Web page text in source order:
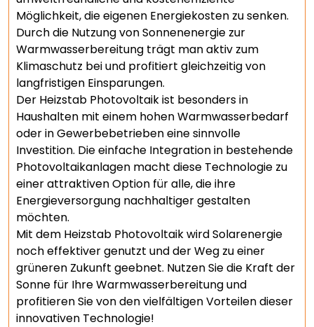
Möglichkeit, die eigenen Energiekosten zu senken.
Durch die Nutzung von Sonnenenergie zur
Warmwasserbereitung trägt man aktiv zum
Klimaschutz bei und profitiert gleichzeitig von
langfristigen Einsparungen.
Der Heizstab Photovoltaik ist besonders in
Haushalten mit einem hohen Warmwasserbedarf
oder in Gewerbebetrieben eine sinnvolle
Investition. Die einfache Integration in bestehende
Photovoltaikanlagen macht diese Technologie zu
einer attraktiven Option für alle, die ihre
Energieversorgung nachhaltiger gestalten
möchten.
Mit dem Heizstab Photovoltaik wird Solarenergie
noch effektiver genutzt und der Weg zu einer
grüneren Zukunft geebnet. Nutzen Sie die Kraft der
Sonne für Ihre Warmwasserbereitung und
profitieren Sie von den vielfältigen Vorteilen dieser
innovativen Technologie!